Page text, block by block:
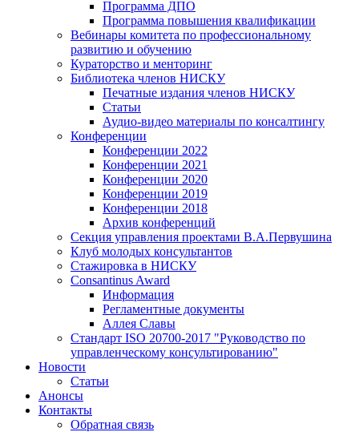
Программа ДПО
Программа повышения квалификации
Вебинары комитета по профессиональному
развитию и обучению
Кураторство и менторинг
Библиотека членов НИСКУ
Печатные издания членов НИСКУ
Статьи
Аудио-видео материалы по консалтингу
Конференции
Конференции 2022
Конференции 2021
Конференции 2020
Конференции 2019
Конференции 2018
Архив конференций
Секция управления проектами В.А.Первушина
Клуб молодых консультантов
Стажировка в НИСКУ
Consantinus Award
Информация
Регламентные документы
Аллея Славы
Cтандарт ISO 20700-2017 "Руководство по
управленческому консультированию"
Новости
Статьи
Анонсы
Контакты
Обратная связь